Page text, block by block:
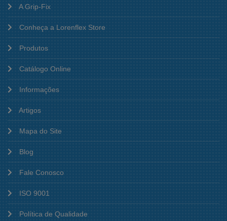
A Grip-Fix
Conheça a Lorenflex Store
Produtos
Catálogo Online
Informações
Artigos
Mapa do Site
Blog
Fale Conosco
ISO 9001
Política de Qualidade